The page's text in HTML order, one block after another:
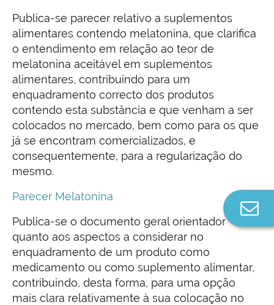
Publica-se parecer relativo a suplementos
alimentares contendo melatonina, que clarifica
o entendimento em relação ao teor de
melatonina aceitável em suplementos
alimentares, contribuindo para um
enquadramento correcto dos produtos
contendo esta substância e que venham a ser
colocados no mercado, bem como para os que
já se encontram comercializados, e
consequentemente, para a regularização do
mesmo.
Parecer Melatonina
Publica-se o documento geral orientador
quanto aos aspectos a considerar no
enquadramento de um produto como
medicamento ou como suplemento alimentar,
contribuindo, desta forma, para uma opção
mais clara relativamente à sua colocação no